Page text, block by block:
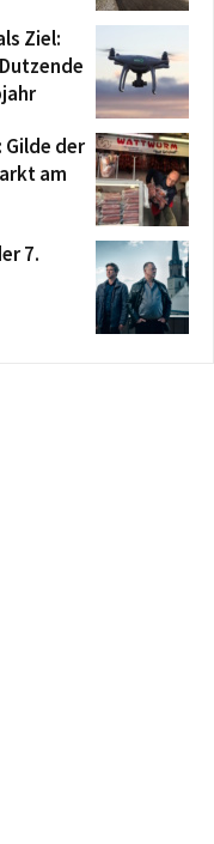
Ziel:
der
am
7.